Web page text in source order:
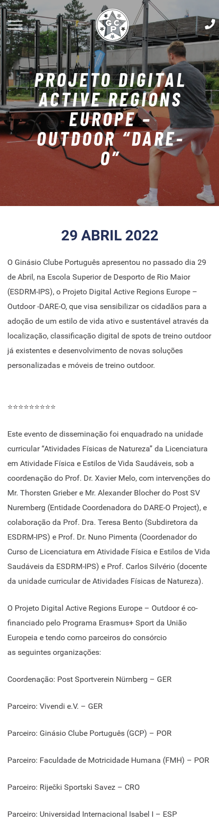
PROJETO DIGITAL
ACTIVE REGIONS
EUROPE –
OUTDOOR “DARE-
O”
29 ABRIL 2022
O Ginásio Clube Português apresentou no passado dia 29
de Abril, na Escola Superior de Desporto de Rio Maior
(ESDRM-IPS), o Projeto Digital Active Regions Europe –
Outdoor -DARE-O, que visa sensibilizar os cidadãos para a
adoção de um estilo de vida ativo e sustentável através da
localização, classificação digital de spots de treino outdoor
já existentes e desenvolvimento de novas soluções
personalizadas e móveis de treino outdoor.
⭐⭐⭐⭐⭐⭐⭐⭐⭐
Este evento de disseminação foi enquadrado na unidade
curricular “Atividades Físicas de Natureza” da Licenciatura
em Atividade Física e Estilos de Vida Saudáveis, sob a
coordenação do Prof. Dr. Xavier Melo, com intervenções do
Mr. Thorsten Grieber e Mr. Alexander Blocher do Post SV
Nuremberg (Entidade Coordenadora do DARE-O Project), e
colaboração da Prof. Dra. Teresa Bento (Subdiretora da
ESDRM-IPS) e Prof. Dr. Nuno Pimenta (Coordenador do
Curso de Licenciatura em Atividade Física e Estilos de Vida
Saudáveis da ESDRM-IPS) e Prof. Carlos Silvério (docente
da unidade curricular de Atividades Físicas de Natureza).
O Projeto Digital Active Regions Europe – Outdoor é co-
financiado pelo Programa Erasmus+ Sport da União
Europeia e tendo como parceiros do consórcio
as seguintes organizações:
Coordenação: Post Sportverein Nürnberg – GER
Parceiro: Vivendi e.V. – GER
Parceiro: Ginásio Clube Português (GCP) – POR
Parceiro: Faculdade de Motricidade Humana (FMH) – POR
Parceiro: Riječki Sportski Savez – CRO
Parceiro: Universidad Internacional Isabel I – ESP